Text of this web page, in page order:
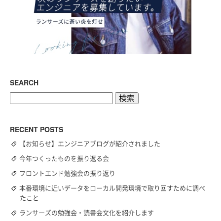
SEARCH
RECENT POSTS
【お知らせ】エンジニアブログが紹介されました
今年つくったものを振り返る会
フロントエンド勉強会の振り返り
本番環境に近いデータをローカル開発環境で取り回すために調べ
たこと
ランサーズの勉強会・読書会文化を紹介します